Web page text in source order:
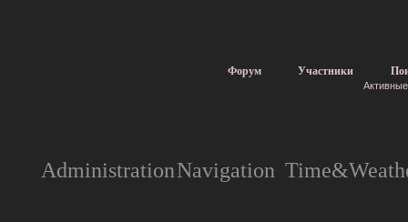
Форум Участники
AdministrationNavigation